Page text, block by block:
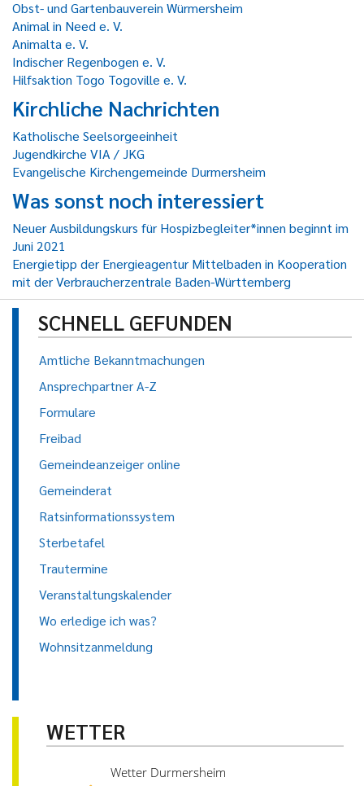
Obst- und Gartenbauverein Würmersheim
Animal in Need e. V.
Animalta e. V.
Indischer Regenbogen e. V.
Hilfsaktion Togo Togoville e. V.
Kirchliche Nachrichten
Katholische Seelsorgeeinheit
Jugendkirche VIA / JKG
Evangelische Kirchengemeinde Durmersheim
Was sonst noch interessiert
Neuer Ausbildungskurs für Hospizbegleiter*innen beginnt im
Juni 2021
Energietipp der Energieagentur Mittelbaden in Kooperation
mit der Verbraucherzentrale Baden-Württemberg
SCHNELL GEFUNDEN
Amtliche Bekanntmachungen
Ansprechpartner A-Z
Formulare
Freibad
Gemeindeanzeiger online
Gemeinderat
Ratsinformationssystem
Sterbetafel
Trautermine
Veranstaltungskalender
Wo erledige ich was?
Wohnsitzanmeldung
WETTER
Wetter Durmersheim